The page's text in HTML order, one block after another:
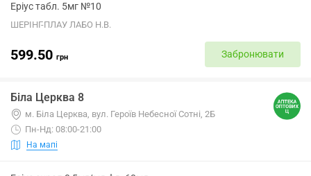
Еріус табл. 5мг №10
ШЕРІНГ-ПЛАУ ЛАБО Н.В.
599.50 грн Забронювати
Біла Церква 8
м. Біла Церква, вул. Героїв Небесної Сотні, 2Б
Пн-Нд: 08:00-21:00
На мапі